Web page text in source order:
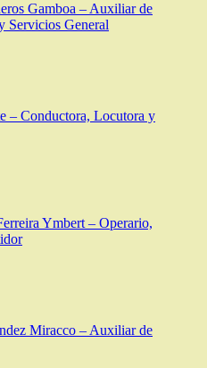
Gamboa – Auxiliar de
Servicios General
– Conductora, Locutora y
Ymbert – Operario,
Miracco – Auxiliar de